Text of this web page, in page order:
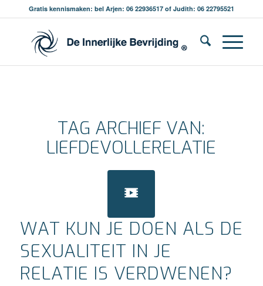
Gratis kennismaken: bel Arjen: 06 22936517 of Judith: 06 22795521
TAG ARCHIEF VAN:
LIEFDEVOLLERELATIE
WAT KUN JE DOEN ALS DE
SEXUALITEIT IN JE
RELATIE IS VERDWENEN?